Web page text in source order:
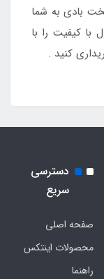
بادی به شما
کیفیت را با
کنید .
دسترسی
سریع
صفحه اصلی
محصولات اینتکس
راهنما